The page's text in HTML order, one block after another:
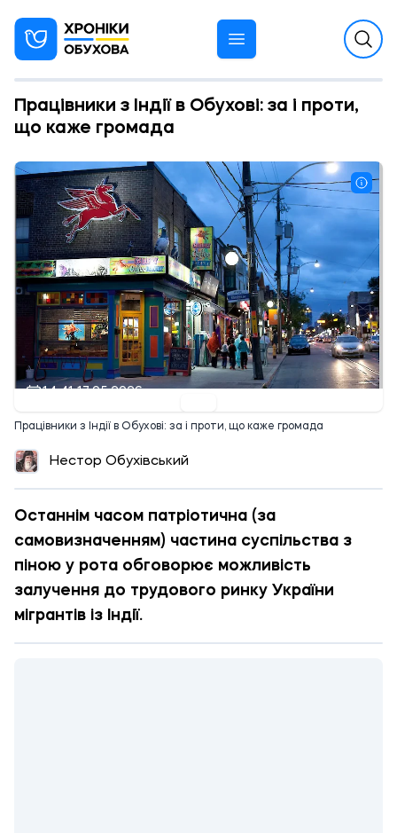
Працівники з Індії в Обухові: за і проти,
що каже громада
14:41 17.05.2026
Працівники з Індії в Обухові: за і проти, що каже громада
Нестор Обухівський
Останнім часом патріотична (за
самовизначенням) частина суспільства з
піною у рота обговорює можливість
залучення до трудового ринку України
мігрантів із Індії.